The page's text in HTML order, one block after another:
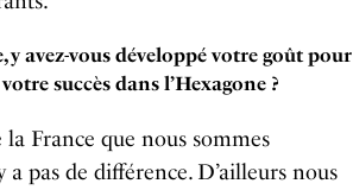
avez-vous développé votre goût pour
succès dans l’Hexagone ?
France que nous sommes
pas de différence. D’ailleurs nous